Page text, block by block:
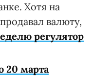
Хотя на
валюту,
регулятор
20 марта